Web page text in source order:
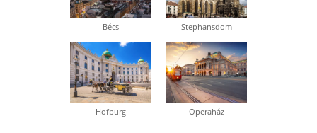
Bécs Stephansdom
Hofburg Operaház